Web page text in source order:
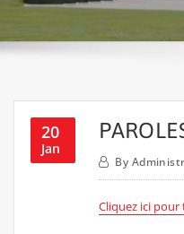
20
Jan
By
Cliquez ici